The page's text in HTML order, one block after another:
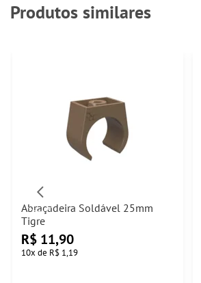
Produtos similares
Abraçadeira Soldável 25mm
Tigre
R$ 11,90
10x de R$ 1,19